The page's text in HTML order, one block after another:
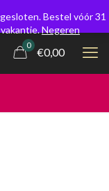
0
€0,00
Bestel vóór 31
Negeren